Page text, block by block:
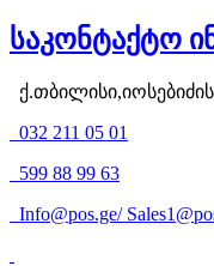
საკონტაქტო
ქ.თბილისი,იოსებიძის
032 211 05 01
599 88 99 63
Info@pos.ge/